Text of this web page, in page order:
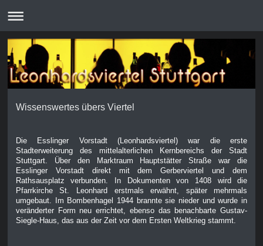
Wissenswertes übers Viertel
Die Esslinger Vorstadt (Leonhardsviertel) war die erste
Stadterweiterung des mittelalterlichen Kernbereichs der Stadt
Stuttgart. Über den Marktraum Hauptstätter Straße war die
Esslinger Vorstadt direkt mit dem Gerberviertel und dem
Rathsausplatz verbunden. In Dokumenten von 1408 wird die
Pfarrkirche St. Leonhard erstmals erwähnt, später mehrmals
umgebaut. Im Bombenhagel 1944 brannte sie nieder und wurde in
veränderter Form neu errichtet, ebenso das benachbarte Gustav-
Siegle-Haus, das aus der Zeit vor dem Ersten Weltkrieg stammt.